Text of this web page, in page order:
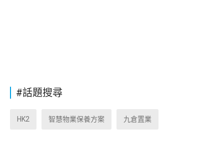
#話題搜尋
HK2 智慧物業保養方案 九倉置業